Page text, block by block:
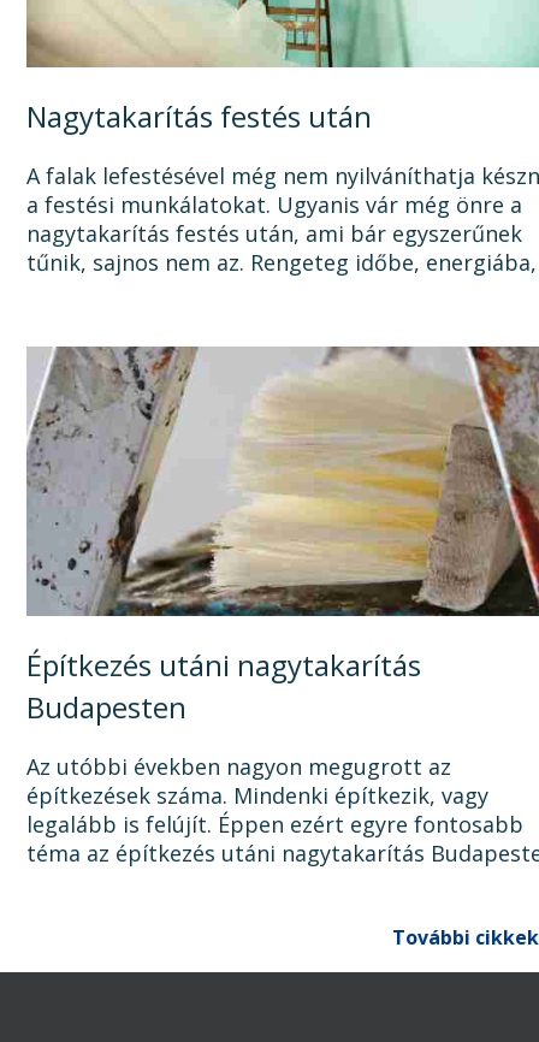
Nagytakarítás festés után
A falak lefestésével még nem nyilváníthatja
a festési munkálatokat. Ugyanis vár még önre a
nagytakarítás festés után, ami bár egyszerűnek
tűnik, sajnos nem az. Rengeteg időbe,
Építkezés utáni nagytakarítás
Budapesten
Az utóbbi években nagyon megugrott az
építkezések száma. Mindenki építkezik, vagy
legalább is felújít. Éppen ezért egyre fontosabb
téma az építkezés utáni nagytakarítás
További cikkek